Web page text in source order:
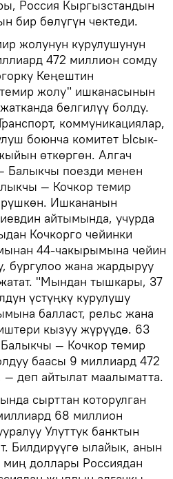
Россия Кыргызстандын
бир бөлүгүн чектеди.
жолунун курулушунун
472 миллион сомду
Кеңештин
жолу" ишканасынын
белгилүү болду.
коммуникациялар,
боюнча комитет Ысык-
өткөргөн. Алгач
Балыкчы поезди менен
— Кочкор темир
Ишкананын
айтымында, учурда
Кочкорго чейинки
44-чакырымына чейин
бургулоо жана жардыруу
"Мындан тышкары, 37
үстүңкү курулушу
балласт, рельс жана
кызуу жүрүүдө. 63
— Кочкор темир
баасы 9 миллиард 472
деп айтылат маалыматта.
сырттан которулган
68 миллион
Улуттук банктын
Билдирүүгө ылайык, анын
миң доллары Россиядан